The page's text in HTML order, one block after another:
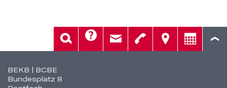
Fusszeile
BEKB | BCBE
Bundesplatz 8